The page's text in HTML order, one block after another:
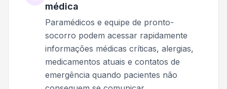
médica
Paramédicos e equipe de pronto-
socorro podem acessar rapidamente
informações médicas críticas, alergias,
medicamentos atuais e contatos de
emergência quando pacientes não